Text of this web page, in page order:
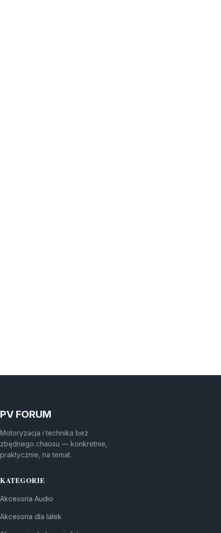
PV FORUM
Motoryzacja i technika bez
zbędnego chaosu — konkretnie,
praktycznie, na temat.
KATEGORIE
Akcesoria Audio
Akcesoria dla lalek